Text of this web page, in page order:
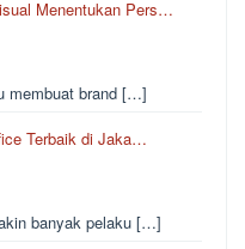
Menentukan Pers…
membuat brand […]
Terbaik di Jaka…
banyak pelaku […]